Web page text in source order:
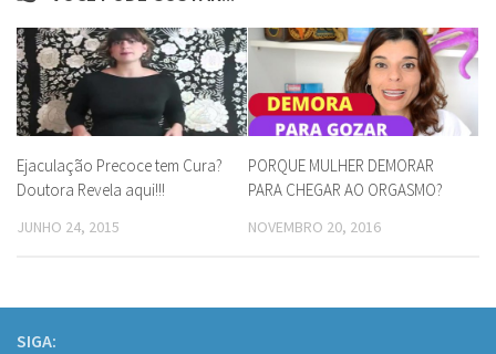
Ejaculação Precoce tem Cura?
Doutora Revela aqui!!!
JUNHO 24, 2015
PORQUE MULHER DEMORAR
PARA CHEGAR AO ORGASMO?
NOVEMBRO 20, 2016
SIGA: